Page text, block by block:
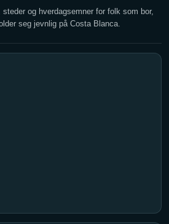
steder og hverdagsemner for folk som bor,
seg jevnlig på Costa Blanca.